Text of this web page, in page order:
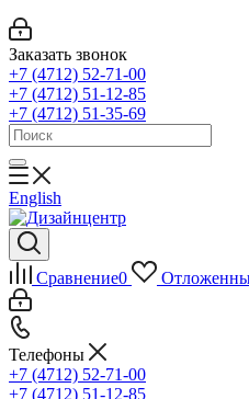
Заказать звонок
+7 (4712) 52-71-00
+7 (4712) 51-12-85
+7 (4712) 51-35-69
English
Сравнение0
Телефоны
+7 (4712) 52-71-00
+7 (4712) 51-12-85